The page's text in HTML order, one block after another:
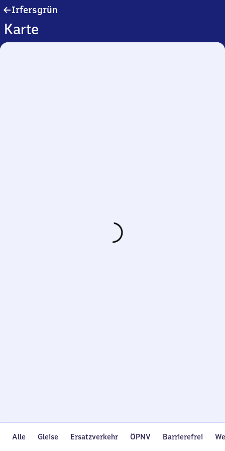
Irfersgrün
Karte
Alle Gleise Ersatzverkehr ÖPNV Barrierefrei
Wird